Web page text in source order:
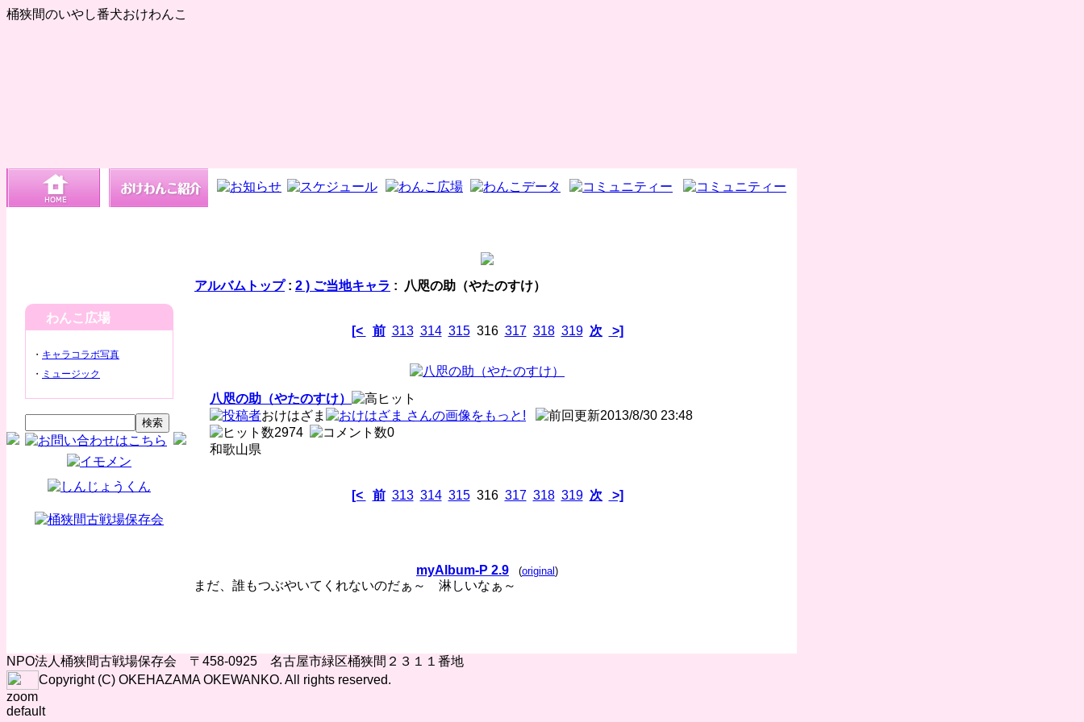
桶狭間のいやし番犬おけわんこ
わんこ広場
・ キャラコラボ写真
・ ミュージック
アルバムトップ: 2 ) ご当地キャラ : 八咫の助（やたのすけ）
[< 前 313 314 315316 317 318 319 次 >]
八咫の助（やたのすけ）
おけはざま
2013/8/30 23:48
2974
0
和歌山県
[< 前 313 314 315316 317 318 319 次 >]
myAlbum-P 2.9 (original)
まだ、誰もつぶやいてくれないのだぁ～ 淋しいなぁ～
NPO法人桶狭間古戦場保存会 〒458-0925 名古屋市緑区桶狭間２３１１番地
Copyright (C) OKEHAZAMA OKEWANKO. All rights reserved.
zoom
default